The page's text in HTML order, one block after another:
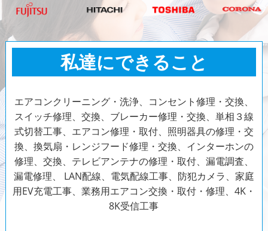
私達にできること
エアコンクリーニング・洗浄、コンセント修理・交換、
スイッチ修理、交換、ブレーカー修理・交換、単相３線
式切替工事、エアコン修理・取付、照明器具の修理・交
換、換気扇・レンジフード修理・交換、インターホンの
修理、交換、テレビアンテナの修理・取付、漏電調査、
漏電修理、 LAN配線、電気配線工事、防犯カメラ、家庭
用EV充電工事、業務用エアコン交換・取付・修理、4K・
8K受信工事